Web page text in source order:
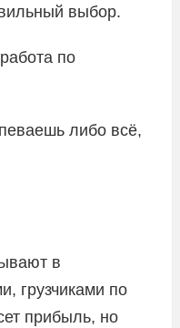
выбор.
по
либо всё,
в
грузчиками по
прибыль, но